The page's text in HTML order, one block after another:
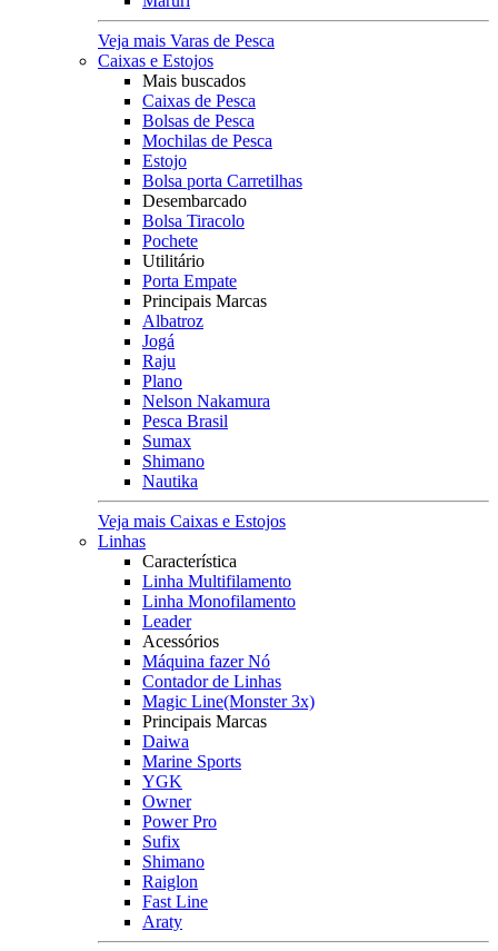
Veja mais Varas de Pesca
Caixas e Estojos
Mais buscados
Caixas de Pesca
Bolsas de Pesca
Mochilas de Pesca
Estojo
Bolsa porta Carretilhas
Desembarcado
Bolsa Tiracolo
Pochete
Utilitário
Porta Empate
Principais Marcas
Albatroz
Jogá
Raju
Plano
Nelson Nakamura
Pesca Brasil
Sumax
Shimano
Nautika
Veja mais Caixas e Estojos
Linhas
Característica
Linha Multifilamento
Linha Monofilamento
Leader
Acessórios
Máquina fazer Nó
Contador de Linhas
Magic Line(Monster 3x)
Principais Marcas
Daiwa
Marine Sports
YGK
Owner
Power Pro
Sufix
Shimano
Raiglon
Fast Line
Araty